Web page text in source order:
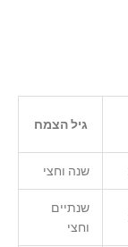
גיל הצמח
שנה וחצי
שנתיים
וחצי